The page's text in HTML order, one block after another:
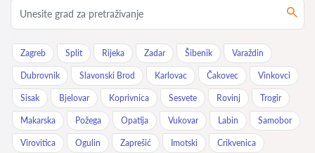
Zagreb Split Rijeka Zadar Šibenik Varaždin
Dubrovnik Slavonski Brod Karlovac Čakovec Vinkovci
Sisak Bjelovar Koprivnica Sesvete Rovinj Trogir
Makarska Požega Opatija Vukovar Labin Samobor
Virovitica Ogulin Zaprešić Imotski Crikvenica